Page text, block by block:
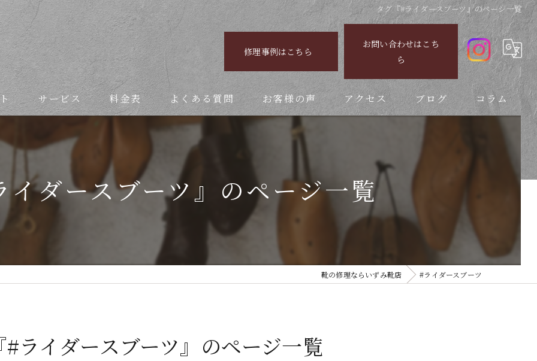
タグ『#ライダースブーツ』のページ一覧
修理事例はこちら
お問い合わせはこち
ら
サービス 料金表 よくある質問 お客様の声 アクセス ブログ コラム
イダースブーツ』のページ一覧
靴の修理ならいずみ靴店 #ライダースブーツ
ライダースブーツ』のページ一覧